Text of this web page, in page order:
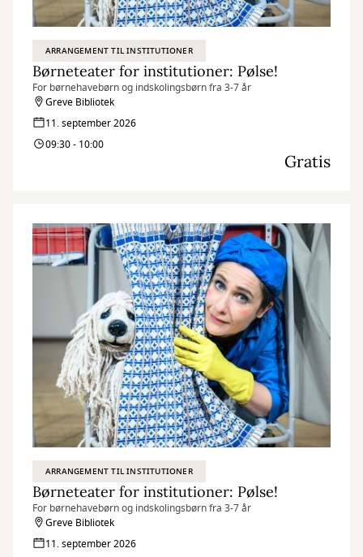
ARRANGEMENT TIL INSTITUTIONER
Børneteater for institutioner: Pølse!
For børnehavebørn og indskolingsbørn fra 3-7 år
Greve Bibliotek
11. september 2026
09:30 - 10:00
Gratis
ARRANGEMENT TIL INSTITUTIONER
Børneteater for institutioner: Pølse!
For børnehavebørn og indskolingsbørn fra 3-7 år
Greve Bibliotek
11. september 2026